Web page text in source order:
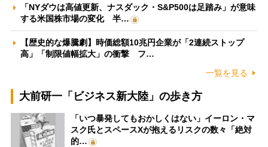
「NYダウは高値更新、ナスダック・S&P500は足踏み」が意味
する米国株市場の変化 半…
【歴史的な爆騰劇】時価総額10兆円企業が「2連続ストップ
高」「制限値幅拡大」の衝撃 フ…
一覧を見る
大前研一「ビジネス新大陸」の歩き方
「いつ暴発してもおかしくはない」イーロン・マ
スク氏とスペースXが抱えるリスクの数々「絶対
的…